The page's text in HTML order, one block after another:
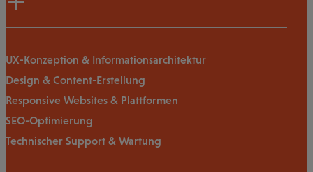
UX-Konzeption & Informationsarchitektur
Design & Content-Erstellung
Responsive Websites & Plattformen
SEO-Optimierung
Technischer Support & Wartung